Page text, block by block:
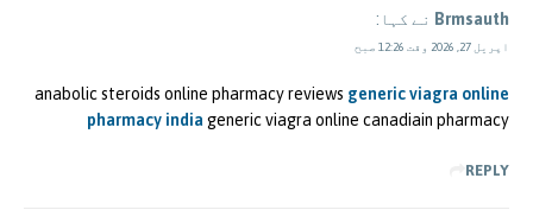
Brmsauth نے کہا:
اپریل 27, 2026 وقت 12:26 صبح
anabolic steroids online pharmacy reviews generic viagra online
pharmacy india generic viagra online canadiain pharmacy
REPLY